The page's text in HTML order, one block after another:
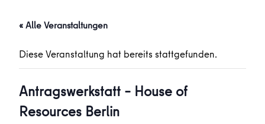
« Alle Veranstaltungen
Diese Veranstaltung hat bereits stattgefunden.
Antragswerkstatt – House of
Resources Berlin